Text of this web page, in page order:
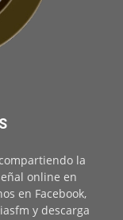
la
online en
en Facebook,
y descarga